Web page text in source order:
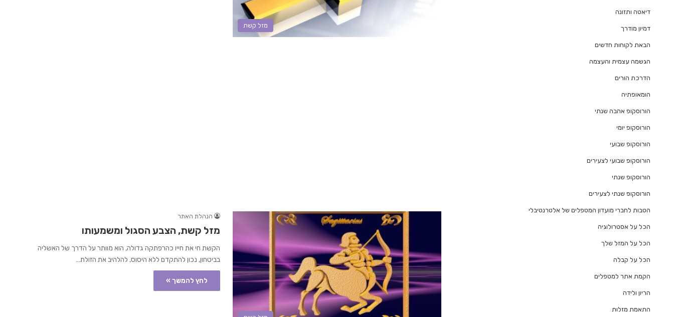
מזל קשת
הנהלת האתר
מזל קשת, הצבע הסגול ומשמעותו
הקשת חי את חייו כהרפתקה גדולה, הוא מוותר על הדרך של האשליה
בביטחון, נכון להתקדם ללא היסוס, להלהיב את הזולת…
לחץ להמשך »
דיאטה ותזונה
דמיון מודרך
הבאת לקוחות חדשים
הגשמה עצמית והעצמה
הדרכת הורים
הומאופתיה
הורוסקופ אהבה שנתי
הורוסקופ יומי
הורוסקופ שבועי
הורוסקופ שבועי לצעירים
הורוסקופ שנתי
הורוסקופ שנתי לצעירים
הטבות לחברי מועדון המטפלים של אלטרנטיבלי
הכל על אסטרולוגיה
הכל על המזל שלך
הכל על קבלה
הקמת אתר למטפלים
הריון ולידה
התאמת מזלות